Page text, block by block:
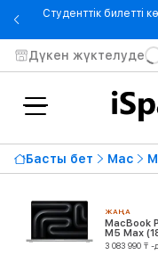
Студенттік билетті
Дүкен жүктелуде
Басты бет Mac
ЖАҢА
MacBook
M5 Max
CPU/40C
3 083 990 ₸ -